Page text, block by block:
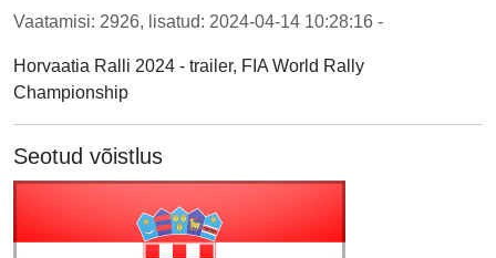
Vaatamisi: 2926, lisatud: 2024-04-14 10:28:16 -
Horvaatia Ralli 2024 - trailer, FIA World Rally
Championship
Seotud võistlus